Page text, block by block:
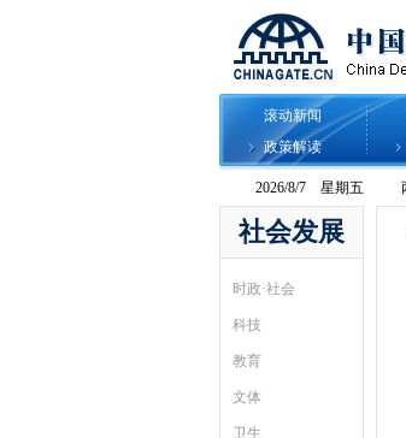
滚动新闻
政策解读
社会发展
时政·社会
科技
教育
文体
卫生